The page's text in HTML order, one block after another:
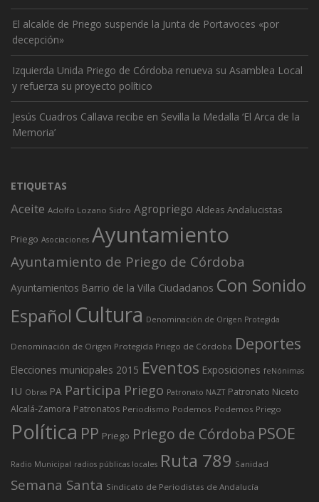
El alcalde de Priego suspende la Junta de Portavoces «por
decepción»
Izquierda Unida Priego de Córdoba renueva su Asamblea Local
y refuerza su proyecto político
Jesús Cuadros Callava recibe en Sevilla la Medalla ‘El Arca de la
Memoria’
ETIQUETAS
Aceite Adolfo Lozano Sidro Agropriego Aldeas Andalucistas
Priego Asociaciones Ayuntamiento
Ayuntamiento de Priego de Córdoba
Ayuntamientos Barrio de la Villa Ciudadanos Con Sonido
Español Cultura Denominación de Origen Protegida
Denominación de Origen Protegida Priego de Córdoba Deportes
Elecciones municipales 2015 Eventos Exposiciones feNónimas
IU Obras PA Participa Priego Patronato NAZT Patronato Niceto
Alcalá-Zamora Patronatos Periodismo Podemos Podemos Priego
Política PP Priego Priego de Córdoba PSOE
Radio Municipal radios públicas locales Ruta 789 Sanidad
Semana Santa Sindicato de Periodistas de Andalucía